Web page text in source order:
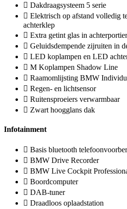
Dakdraagsysteem 5 serie
Elektrisch op afstand volledig
achterklep
Extra getint glas in
Geluidsdempende zijruiten in
LED koplampen en LED
M Koplampen Shadow Line
Raamomlijsting BMW
Regen- en lichtsensor
Ruitensproeiers verwarmbaar
Zwart hoogglans dak
Infotainment
Basis bluetooth
BMW Drive Recorder
BMW Live Cockpit
Boordcomputer
DAB-tuner
Draadloos oplaadstation